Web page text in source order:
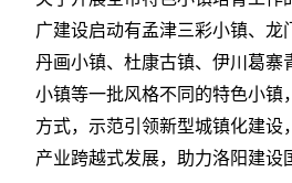
广建设启动有孟津三彩小镇、龙
丹画小镇、杜康古镇、伊川葛寨
小镇等一批风格不同的特色小镇
方式，示范引领新型城镇化建设
产业跨越式发展，助力洛阳建设